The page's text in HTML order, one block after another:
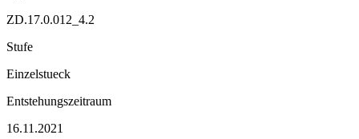
ZD.17.0.012_4.2
Stufe
Einzelstueck
Entstehungszeitraum
16.11.2021